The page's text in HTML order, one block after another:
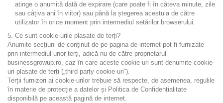
atinge o anumită dată de expirare (care poate fi în câteva minute, zile
sau câțiva ani în viitor) sau până la ștegerea acestuia de către
utilizator în orice moment prin intermediul setărilor browserului.
5. Ce sunt cookie-urile plasate de terți?
Anumite secțiuni de conținut de pe pagina de internet pot fi furnizate
prin intermediul unor terți, adică nu de către proprietarul
businessgrowup.ro, caz în care aceste cookie-uri sunt denumite cookie-
uri plasate de terți („third party cookie-uri”).
Terții furnizori ai cookie-urilor trebuie să respecte, de asemenea, regulile
în materie de protecție a datelor și Politica de Confidențialitate
disponibilă pe această pagină de internet.